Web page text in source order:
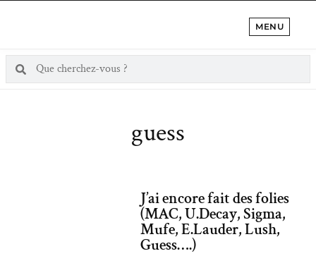
MENU
guess
J’ai encore fait des folies
(MAC, U.Decay, Sigma,
Mufe, E.Lauder, Lush,
Guess….)